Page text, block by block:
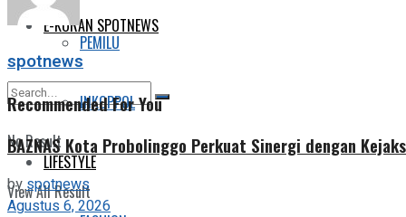
E-KORAN SPOTNEWS
No Result
View All Result
PEMILU
INKOPPOL
LIFESTYLE
spotnews
Recommended For You
BAZNAS Kota Probolinggo Perkuat Sinergi dengan
byspotnews
Agustus 6, 2026